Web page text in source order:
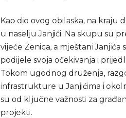
Kao dio ovog obilaska, na
u naselju Janjići. Na skupu su
vijeće Zenica, a mještani
podijele svoja očekivanja i
Tokom ugodnog druženja,
infrastrukture u Janjićima i
su od ključne važnosti za
projekti.